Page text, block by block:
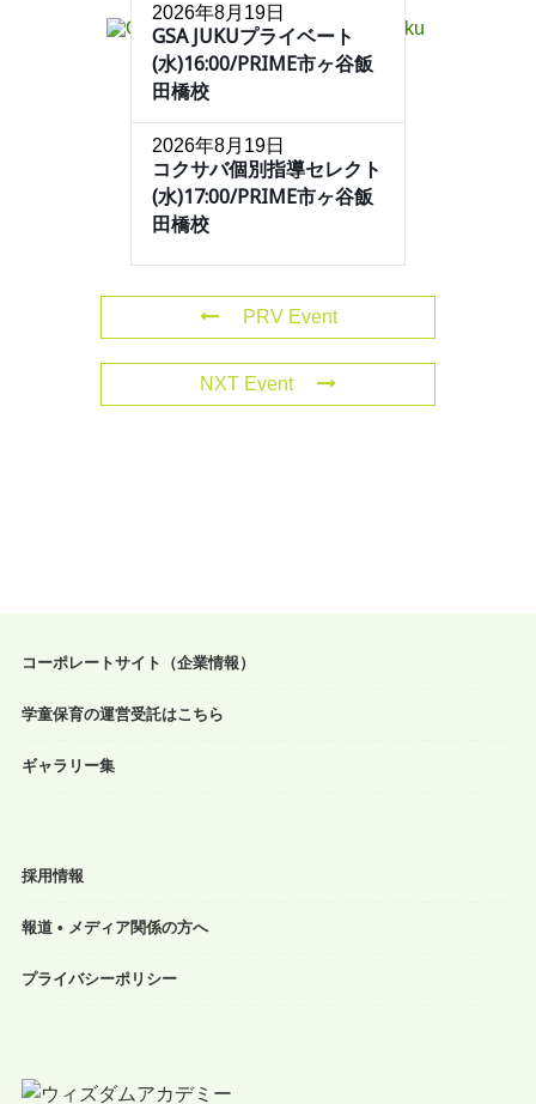
2026年8月19日
GSA JUKUプライベート
(水)16:00/PRIME市ヶ谷飯
田橋校
2026年8月19日
コクサバ個別指導セレクト
(水)17:00/PRIME市ヶ谷飯
田橋校
PRV Event
NXT Event
コーポレートサイト（企業情報）
学童保育の運営受託はこちら
ギャラリー集
採用情報
報道 • メディア関係の方へ
プライバシーポリシー